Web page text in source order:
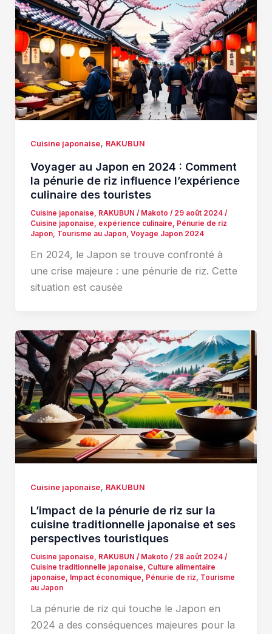
Cuisine japonaise, RAKUBUN
Voyager au Japon en 2024 : Comment
la pénurie de riz influence l’expérience
culinaire des touristes
Cuisine japonaise, RAKUBUN / Makoto / 29 août 2024 /
Cuisine japonaise, expérience culinaire, Pénurie de riz
Japon, Tourisme au Japon, Voyage Japon 2024
En 2024, le Japon se trouve confronté à
une crise majeure : une pénurie de riz. Cette
situation est causée
Cuisine japonaise, RAKUBUN
L’impact de la pénurie de riz sur la
cuisine traditionnelle japonaise et ses
perspectives touristiques
Cuisine japonaise, RAKUBUN / Makoto / 28 août 2024 /
Cuisine traditionnelle japonaise, Culture alimentaire
japonaise, Impact économique, Pénurie de riz, Tourisme
au Japon
La pénurie de riz qui touche le Japon en
2024 a des conséquences majeures pour la